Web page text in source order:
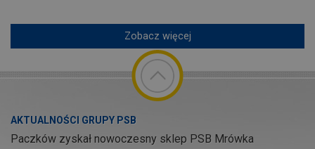
Zobacz więcej
AKTUALNOŚCI GRUPY PSB
Paczków zyskał nowoczesny sklep PSB Mrówka